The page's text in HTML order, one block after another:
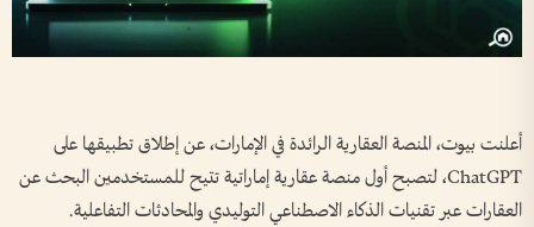
أعلنت بيوت، المنصة العقارية الرائدة في الإمارات، عن إطلاق تطبيقها على
ChatGPT، لتصبح أول منصة عقارية إماراتية تتيح للمستخدمين البحث عن
العقارات عبر تقنيات الذكاء الاصطناعي التوليدي والمحادثات التفاعلية.